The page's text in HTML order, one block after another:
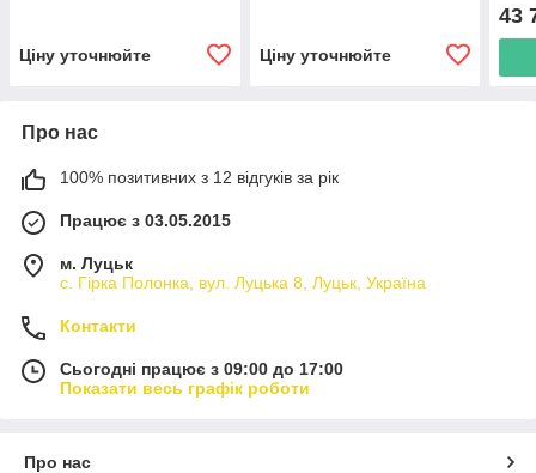
Ціну уточнюйте Ціну уточнюйте
43
Про нас
100% позитивних з 12 відгуків за рік
Працює з 03.05.2015
м. Луцьк
с. Гірка Полонка, вул. Луцька 8, Луцьк, Україна
Контакти
Сьогодні працює з 09:00 до 17:00
Показати весь графік роботи
Про нас